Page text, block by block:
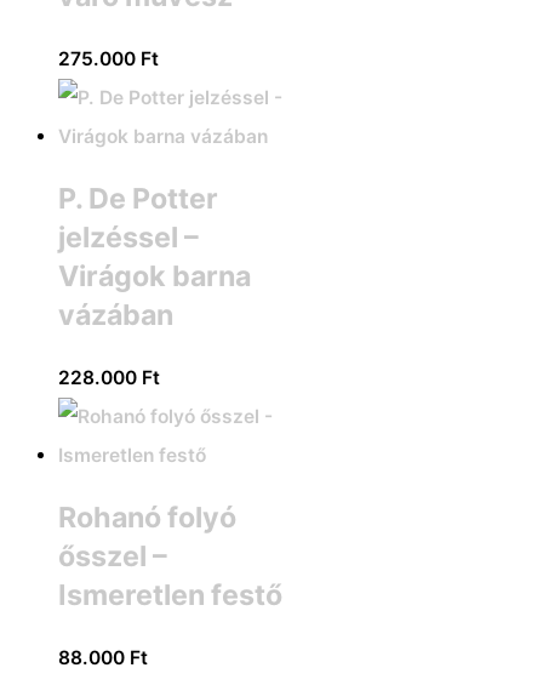
275.000 Ft
P. De Potter
jelzéssel –
Virágok barna
vázában
228.000 Ft
Rohanó folyó
ősszel –
Ismeretlen festő
88.000 Ft